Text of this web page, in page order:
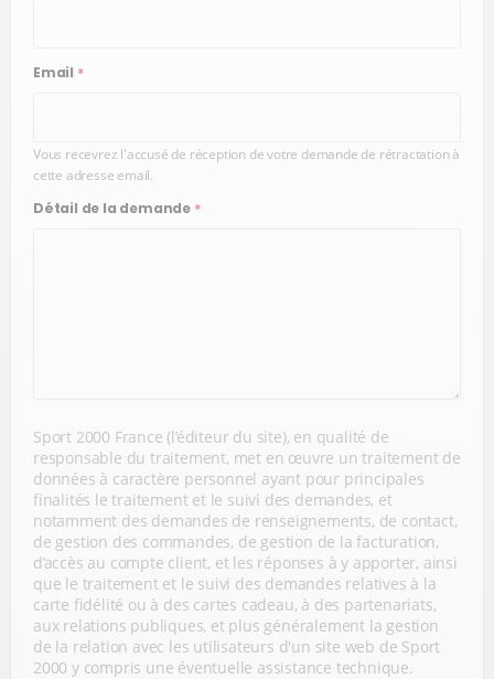
Email *
Vous recevrez l'accusé de réception de votre demande de rétractation à
cette adresse email.
Détail de la demande *
Sport 2000 France (l’éditeur du site), en qualité de
responsable du traitement, met en œuvre un traitement de
données à caractère personnel ayant pour principales
finalités le traitement et le suivi des demandes, et
notamment des demandes de renseignements, de contact,
de gestion des commandes, de gestion de la facturation,
d’accès au compte client, et les réponses à y apporter, ainsi
que le traitement et le suivi des demandes relatives à la
carte fidélité ou à des cartes cadeau, à des partenariats,
aux relations publiques, et plus généralement la gestion
de la relation avec les utilisateurs d'un site web de Sport
2000 y compris une éventuelle assistance technique.